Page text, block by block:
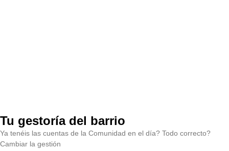
Tu gestoría del barrio
Ya tenéis las cuentas de la Comunidad en el día? Todo correcto?
Cambiar la gestión